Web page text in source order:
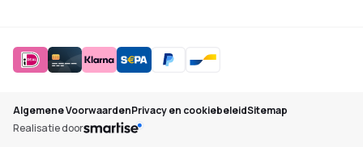
Algemene VoorwaardenPrivacy en cookiebeleidSitemap
Realisatie door